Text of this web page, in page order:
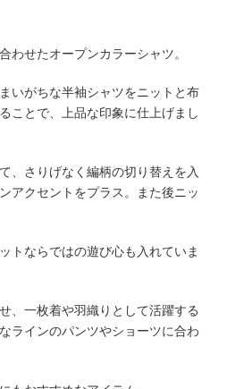
わせたオープンカラーシャツ。
いがちな半袖シャツをニットと布
ことで、上品な印象に仕上げまし
、さりげなく編柄の切り替えを入
アクセントをプラス。また後ニッ
トならではの遊び心も入れていま
、一枚着や羽織りとして活躍する
ラインのパンツやショーツに合わ